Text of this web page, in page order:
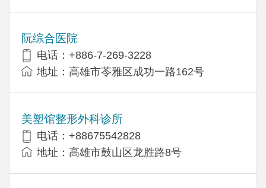
阮综合医院
电话：+886-7-269-3228
地址：高雄市苓雅区成功一路162号
美塑馆整形外科诊所
电话：+88675542828
地址：高雄市鼓山区龙胜路8号